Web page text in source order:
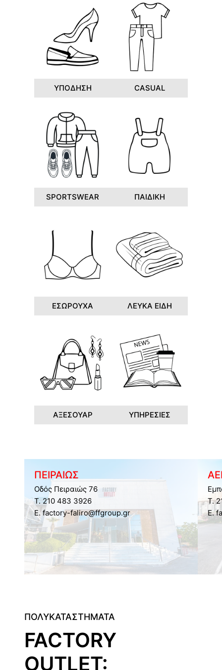
ΥΠΟΔΗΣΗ CASUAL
SPORTSWEAR ΠΑΙΔΙΚΗ
ΕΣΩΡΟΥΧΑ ΛΕΥΚΑ ΕΙΔΗ
ΑΞΕΣΟΥΑΡ ΥΠΗΡΕΣΙΕΣ
ΠΟΛΥΚΑΤΑΣΤΗΜΑΤΑ
FACTORY
OUTLET:
ΠΕΙΡΑΙΩΣ
Οδός Πειραιώς 76
Τ. 210 483 3926
E. factory-faliro@ffgroup.gr
Τ.
E.